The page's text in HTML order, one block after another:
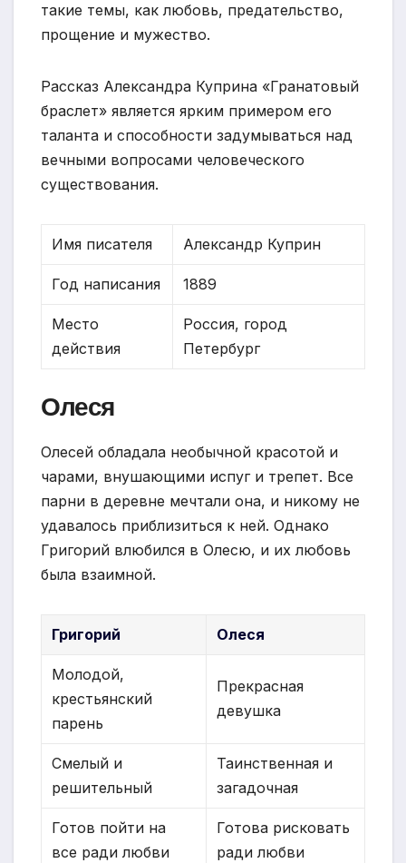
такие темы, как любовь, предательство,
прощение и мужество.
Рассказ Александра Куприна «Гранатовый
браслет» является ярким примером его
таланта и способности задумываться над
вечными вопросами человеческого
существования.
Имя писателя Александр Куприн
Год написания 1889
Место
действия
Россия, город
Петербург
Олеся
Олесей обладала необычной красотой и
чарами, внушающими испуг и трепет. Все
парни в деревне мечтали она, и никому не
удавалось приблизиться к ней. Однако
Григорий влюбился в Олесю, и их любовь
была взаимной.
Григорий Олеся
Молодой,
крестьянский
парень
Прекрасная
девушка
Смелый и
решительный
Таинственная и
загадочная
Готов пойти на
все ради любви
Готова рисковать
ради любви